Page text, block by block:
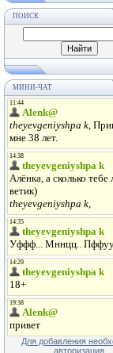
ПОИСК
МИНИ-ЧАТ
Для добавления
авторизация